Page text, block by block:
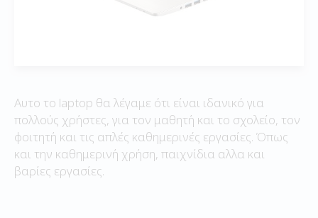
Αυτο το laptop θα λέγαμε ότι είναι ιδανικό για
πολλούς χρήστες, για τον μαθητή και το σχολείο, τον
φοιτητή και τις απλές καθημερινές εργασίες. Όπως
και την καθημερινή χρήση, παιχνίδια αλλα και
βαρίες εργασίες.